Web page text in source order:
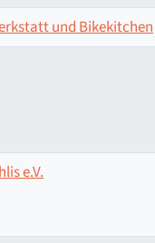
und Bikekitchen
e.V.